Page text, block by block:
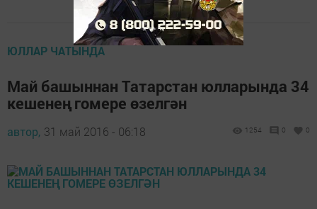
ЮЛЛАР ЧАТЫНДА
Май башыннан Татарстан юлларында 34
кешенең гомере өзелгән
автор, 31 май 2016 - 06:18 1254 0 0